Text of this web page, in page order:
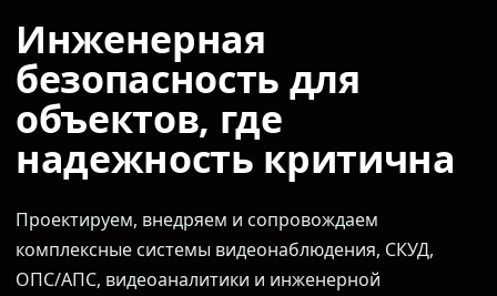
Инженерная
безопасность для
объектов, где
надежность критична
Проектируем, внедряем и сопровождаем
комплексные системы видеонаблюдения, СКУД,
ОПС/АПС, видеоаналитики и инженерной